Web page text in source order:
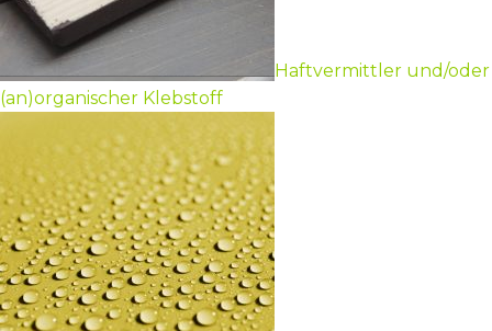
Haftvermittler und/oder
(an)organischer Klebstoff